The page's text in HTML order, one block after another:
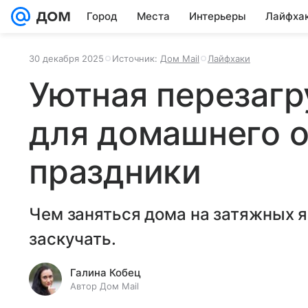
Город Места Интерьеры
30 декабря 2025 Источник: Дом Mail Лайфхаки
Уютная
для домашнего
праздники
Чем заняться дома на затяжных
заскучать.
Галина Кобец
Автор Дом Mail